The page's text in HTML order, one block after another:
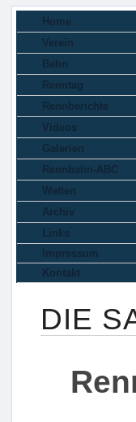
Home
Verein
Bahn
Renntag
Rennberichte
Videos
Galerien
Rennbahn-ABC
Wetten
Archiv
Links
Impressum
Kontakt
DIE